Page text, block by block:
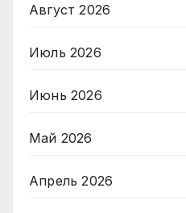
Август 2026
Июль 2026
Июнь 2026
Май 2026
Апрель 2026